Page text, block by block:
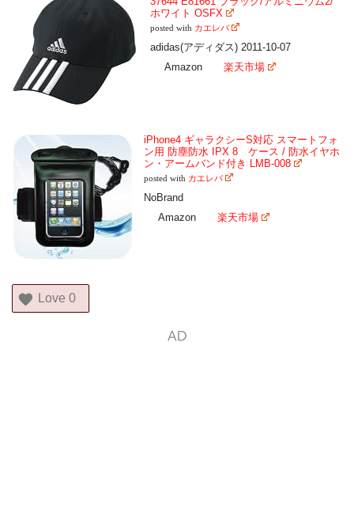
ホワイト OSFX
posted with カエレバ
adidas(アディダス) 2011-10-07
Amazon
楽天市場
iPhone4 ギャラクシーS対応 スマートフォ
ン用 防塵防水 IPX 8 ケース / 防水イヤホ
ン・アームバンド付き LMB-008
posted with カエレバ
NoBrand
Amazon
楽天市場
Love 0
AD